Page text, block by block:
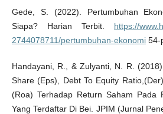
Gede, S. (2022). Pertumbuhan
Siapa? Harian Terbit. https://
2744078711/pertumbuhan-ekonomi54-
Handayani, R., & Zulyanti, N. R.
Share (Eps), Debt To Equity
(Roa) Terhadap Return Saham Pada
Yang Terdaftar Di Bei. JPIM (Jurnal